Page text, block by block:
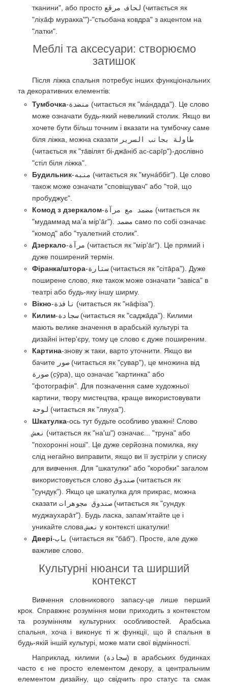
тканини", або просто لحاف مرقع (читається як
"ліх̣а̄ф муракка'")-"стьобана ковдра" з акцентом на
"латки".
Меблі та аксесуари: створюємо
затишок
Після ліжка спальня потребує інших функціональних
та декоративних елементів:
Тумбочка-منضدة (читається як "ма́ндада"). Це слово
може означати будь-який невеликий столик. Якщо ви
хочете бути більш точним і вказати на тумбочку саме
біля ліжка, можна сказати
طاولة بجانب السرير
(читається як "т̣а̄вілят бі-джа̄ніб ас-сарīр")-дослівно
"стіл біля ліжка".
Будильник-منبه (читається як "мунáббіг"). Це слово
також може означати "сповіщувач" або "той, що
пробуджує".
Комод з дзеркалом-مضمد مع مرآة (читається як
"муд̣аммад ма'а мір'а̄г"). مضمد само по собі означає
"комод" або "туалетний столик".
Дзеркало-مرآة (читається як "мір'а̄г"). Це прямий і
дуже поширений термін.
Фіранка/штора-ستارة (читається як "сіта̄ра"). Дуже
поширене слово, яке також може означати "завіса" в
театрі або будь-яку іншу ширму.
Вікно-نافذة (читається як "на̄фіза").
Килим-سجادة (читається як "саджа̄да"). Килими
мають велике значення в арабській культурі та
дизайні інтер'єру, тому це слово є дуже поширеним.
Картина-знову ж таки, варто уточнити. Якщо ви
бачите
صور(читається як "с̣увар"), це множина від
صورة(с̣ӯра), що означає "картинка" або
"фотографія". Для позначення саме художньої
картини, твору мистецтва, краще використовувати
لوحة (читається як "ляух̣а").
Шкатулка-ось тут будьте особливо уважні! Слово
نعش (читається як "на'ш") означає... "труна" або
"похоронні ноші". Це дуже серйозна помилка, яку
слід негайно виправити, якщо ви її зустріли у списку
для вивчення. Для "шкатулки" або "коробки" загалом
використовується слово صندوق(читається як
"с̣ундук̣"). Якщо це шкатулка для прикрас, можна
сказати صندوق مجوهرات(читається як "с̣ундук̣
муджаухарāт"). Будь ласка, запам'ятайте це і
уникайте словаنعش у контексті шкатулки!
Двері-باب (читається як "ба̄б"). Просте, але дуже
важливе слово.
Культурні нюанси та ширший
контекст
Вивчення словникового запасу-це лише перший
крок. Справжнє розуміння мови приходить з контекстом
та розумінням культурних особливостей. Арабська
спальня, хоча і виконує ті ж функції, що й спальня в
будь-якій іншій культурі, може мати свої відмінності.
Наприклад, килими (سجادة) в арабських будинках
часто є не просто елементом декору, а центральним
елементом дизайну, що свідчить про статус та смак